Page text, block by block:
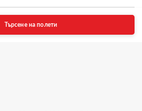
Търсене на полети